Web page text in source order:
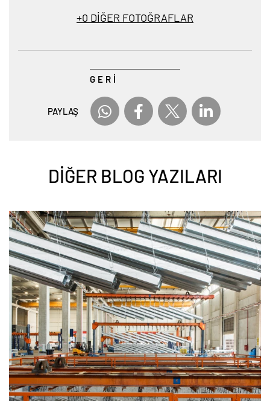
+0 DIĞER FOTOĞRAFLAR
GERİ
PAYLAŞ
DIĞER BLOG YAZILARI